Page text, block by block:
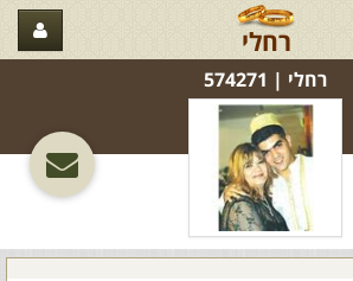
רחלי
רחלי‏ | 574271